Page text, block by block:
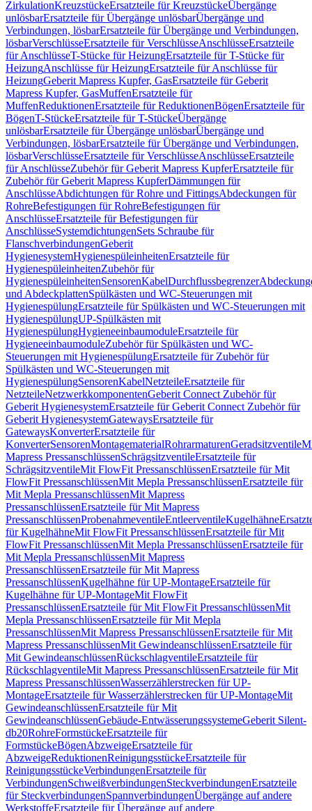
ZirkulationKreuzstückeErsatzteile für KreuzstückeÜbergänge
unlösbarErsatzteile für Übergänge unlösbarÜbergänge und
Verbindungen, lösbarErsatzteile für Übergänge und Verbindungen,
lösbarVerschlüsseErsatzteile für VerschlüsseAnschlüsseErsatzteile
für AnschlüsseT-Stücke für HeizungErsatzteile für T-Stücke für
HeizungAnschlüsse für HeizungErsatzteile für Anschlüsse für
HeizungGeberit Mapress Kupfer, GasErsatzteile für Geberit
Mapress Kupfer, GasMuffenErsatzteile für
MuffenReduktionenErsatzteile für ReduktionenBögenErsatzteile für
BögenT-StückeErsatzteile für T-StückeÜbergänge
unlösbarErsatzteile für Übergänge unlösbarÜbergänge und
Verbindungen, lösbarErsatzteile für Übergänge und Verbindungen,
lösbarVerschlüsseErsatzteile für VerschlüsseAnschlüsseErsatzteile
für AnschlüsseZubehör für Geberit Mapress KupferErsatzteile für
Zubehör für Geberit Mapress KupferDämmungen für
AnschlüsseAbdichtungen für Rohre und FittingsAbdeckungen für
RohreBefestigungen für RohreBefestigungen für
AnschlüsseErsatzteile für Befestigungen für
AnschlüsseSystemdichtungenSets Schraube für
FlanschverbindungenGeberit
HygienesystemHygienespüleinheitenErsatzteile für
HygienespüleinheitenZubehör für
HygienespüleinheitenSensorenKabelDurchflussbegrenzer
und AbdeckplattenSpülkästen und WC-Steuerungen mit
HygienespülungErsatzteile für Spülkästen und WC-Steuerungen mit
HygienespülungUP-Spülkästen mit
HygienespülungHygieneeinbaumoduleErsatzteile für
HygieneeinbaumoduleZubehör für Spülkästen und WC-
Steuerungen mit HygienespülungErsatzteile für Zubehör für
Spülkästen und WC-Steuerungen mit
HygienespülungSensorenKabelNetzteileErsatzteile für
NetzteileNetzwerkkomponentenGeberit Connect Zubehör für
Geberit HygienesystemErsatzteile für Geberit Connect Zubehör für
Geberit HygienesystemGatewaysErsatzteile für
GatewaysKonverterErsatzteile für
KonverterSensorenMontagematerialRohrarmaturenGeradsitzventile
Mapress PressanschlüssenSchrägsitzventileErsatzteile für
SchrägsitzventileMit FlowFit PressanschlüssenErsatzteile für Mit
FlowFit PressanschlüssenMit Mepla PressanschlüssenErsatzteile für
Mit Mepla PressanschlüssenMit Mapress
PressanschlüssenErsatzteile für Mit Mapress
PressanschlüssenProbenahmeventileEntleerventileKugelhähne
für KugelhähneMit FlowFit PressanschlüssenErsatzteile für Mit
FlowFit PressanschlüssenMit Mepla PressanschlüssenErsatzteile für
Mit Mepla PressanschlüssenMit Mapress
PressanschlüssenErsatzteile für Mit Mapress
PressanschlüssenKugelhähne für UP-MontageErsatzteile für
Kugelhähne für UP-MontageMit FlowFit
PressanschlüssenErsatzteile für Mit FlowFit PressanschlüssenMit
Mepla PressanschlüssenErsatzteile für Mit Mepla
PressanschlüssenMit Mapress PressanschlüssenErsatzteile für Mit
Mapress PressanschlüssenMit GewindeanschlüssenErsatzteile für
Mit GewindeanschlüssenRückschlagventileErsatzteile für
RückschlagventileMit Mapress PressanschlüssenErsatzteile für Mit
Mapress PressanschlüssenWasserzählerstrecken für UP-
MontageErsatzteile für Wasserzählerstrecken für UP-MontageMit
GewindeanschlüssenErsatzteile für Mit
GewindeanschlüssenGebäude-EntwässerungssystemeGeberit Silent-
db20RohreFormstückeErsatzteile für
FormstückeBögenAbzweigeErsatzteile für
AbzweigeReduktionenReinigungsstückeErsatzteile für
ReinigungsstückeVerbindungenErsatzteile für
VerbindungenSchweißverbindungenSteckverbindungenErsatzteile
für SteckverbindungenSpannverbindungenÜbergänge auf andere
WerkstoffeErsatzteile für Übergänge auf andere